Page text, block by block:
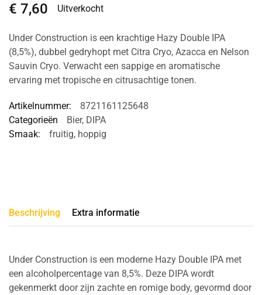
€ 7,60 Uitverkocht
Under Construction is een krachtige Hazy Double IPA
(8,5%), dubbel gedryhopt met Citra Cryo, Azacca en Nelson
Sauvin Cryo. Verwacht een sappige en aromatische
ervaring met tropische en citrusachtige tonen.
Artikelnummer:
8721161125648
Categorieën
Bier, DIPA
Smaak:
fruitig, hoppig
Beschrijving Extra informatie
Under Construction is een moderne Hazy Double IPA met
een alcoholpercentage van 8,5%. Deze DIPA wordt
gekenmerkt door zijn zachte en romige body, gevormd door